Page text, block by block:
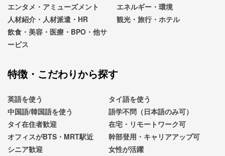
エンタメ・アミューズメント
エネルギー・環境
人材紹介・人材派遣・HR
観光・旅行・ホテル
飲食・美容・医療・BPO・他サ
ービス
特徴・こだわりから探す
英語を使う
タイ語を使う
中国語/韓国語を使う
語学不問（日本語のみ可）
タイ在住者歓迎
在宅・リモートワーク可
オフィスがBTS・MRT駅近
幹部登用・キャリアアップ可
シニア歓迎
女性が活躍